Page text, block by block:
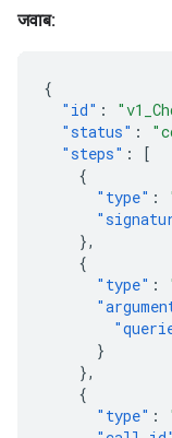
जवाब:
{
"id" :
"status" :
"steps" :
[
{
"type" :
},
{
"type" :
}
},
{
"type" :